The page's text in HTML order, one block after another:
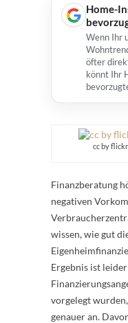
Home-
Wenn Ihr
öfter
könnt Ihr
cc by
Finanzberatung
negativen
wissen, wie gut
Ergebnis ist
vorgelegt
genauer an.